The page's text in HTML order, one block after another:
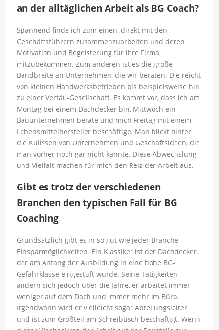
an der alltäglichen Arbeit als BG Coach?
Spannend finde ich zum einen, direkt mit den
Geschäftsführern zusammenzuarbeiten und deren
Motivation und Begeisterung für ihre Firma
mitzubekommen. Zum anderen ist es die große
Bandbreite an Unternehmen, die wir beraten. Die reicht
von kleinen Handwerksbetrieben bis beispielsweise hin
zu einer Vertäu-Gesellschaft. Es kommt vor, dass ich am
Montag bei einem Dachdecker bin, Mittwoch ein
Bauunternehmen berate und mich Freitag mit einem
Lebensmittelhersteller beschäftige. Man blickt hinter
die Kulissen von Unternehmen und Geschäftsideen, die
man vorher noch gar nicht kannte. Diese Abwechslung
und Vielfalt machen für mich den Reiz der Arbeit aus.
Gibt es trotz der verschiedenen
Branchen den typischen Fall für BG
Coaching
Grundsätzlich gibt es in so gut wie jeder Branche
Einsparmöglichkeiten. Ein Klassiker ist der Dachdecker,
der am Anfang der Ausbildung in eine hohe BG-
Gefahrklasse eingestuft wurde. Seine Tätigkeiten
ändern sich jedoch über die Jahre, er arbeitet immer
weniger auf dem Dach und immer mehr im Büro.
Irgendwann wird er vielleicht sogar Abteilungsleiter
und ist zum Großteil am Schreibtisch beschäftigt. Wenn